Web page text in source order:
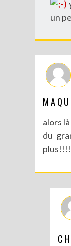
DIY
un
alors
du
plus!!!!